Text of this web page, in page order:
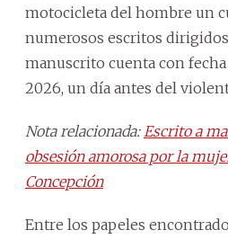
motocicleta del hombre un
numerosos escritos
manuscrito cuenta con
2026, un día antes del
Nota relacionada: Escrito a
obsesión amorosa por la
Concepción
Entre los papeles